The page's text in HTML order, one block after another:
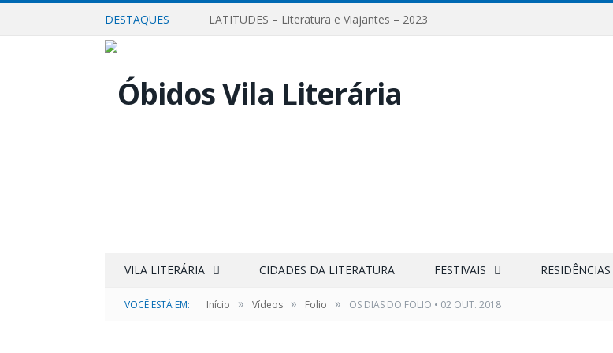
DESTAQUES LATITUDES – Literatura e Viajantes – 2023
VILA LITERÁRIA CIDADES DA LITERATURA FESTIVAIS RESIDÊNCIAS
VOCÊ ESTÁ EM: Início » Vídeos » Folio » OS DIAS DO FOLIO • 02 OUT. 2018